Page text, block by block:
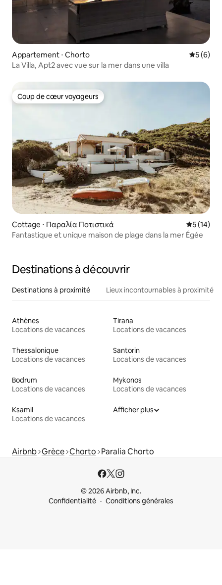
Appartement ⋅ Chorto
5 (6)
La Villa, Apt2 avec vue sur la mer dans une villa
Coup de cœur voyageurs
Coup de cœur voyageurs
Cottage ⋅ Παραλία Ποτιστικά
5 (14)
Fantastique et unique maison de plage dans la mer Égée
Destinations à découvrir
Destinations à proximité Lieux incontournables à proximité
Athènes
Locations de vacances
Tirana
Locations de vacances
Thessalonique
Locations de vacances
Santorin
Locations de vacances
Bodrum
Locations de vacances
Mykonos
Locations de vacances
Ksamil
Locations de vacances
Afficher plus
Airbnb Grèce Chorto Paralia Chorto
© 2026 Airbnb, Inc.
Confidentialité
Conditions générales